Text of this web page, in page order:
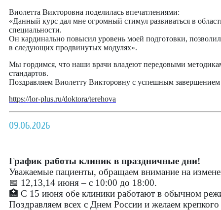
Виолетта Викторовна поделилась впечатлениями:
«Данный курс дал мне огромный стимул развиваться в
специальности.
Он кардинально повысил уровень моей подготовки,
в следующих продвинутых модулях».
Мы гордимся, что наши врачи владеют передовыми
стандартов.
Поздравляем Виолетту Викторовну с успешным
https://lor-plus.ru/doktora/terehova
09.06.2026
График работы клиник в праздничные дни!
Уважаемые пациенты, обращаем внимание на
📅 12,13,14 июня – с 10:00 до 18:00.
🏥 С 15 июня обе клиники работают в обычном
Поздравляем всех с Днем России и желаем